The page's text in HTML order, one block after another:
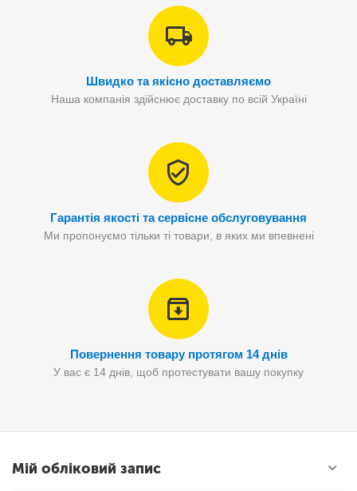
Швидко та якісно доставляємо
Наша компанія здійснює доставку по всій Україні
Гарантія якості та сервісне обслуговування
Ми пропонуємо тільки ті товари, в яких ми впевнені
Повернення товару протягом 14 днів
У вас є 14 днів, щоб протестувати вашу покупку
Мій обліковий запис